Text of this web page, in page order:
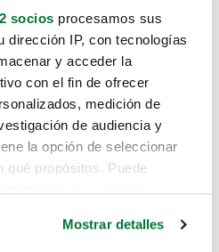
socios procesamos sus
dirección IP, con tecnologías
y acceder la
con el fin de ofrecer
medición de
de audiencia y
la opción de seleccionar
qué propósitos. Puede
Mostrar detalles
sabemos como
hasta aquí.
coche que estás
estos enlaces: